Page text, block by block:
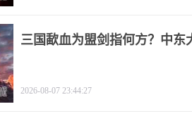
三国歃血为盟剑指何方？中东
2026-08-07 23:44:27